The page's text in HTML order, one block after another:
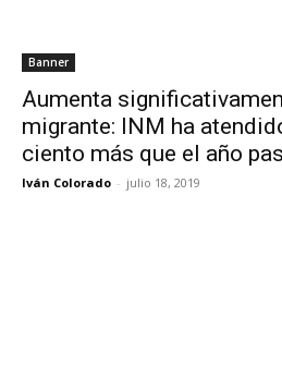
Banner
Aumenta
migrante: INM ha
ciento más que el año
Iván Colorado - julio 18, 2019